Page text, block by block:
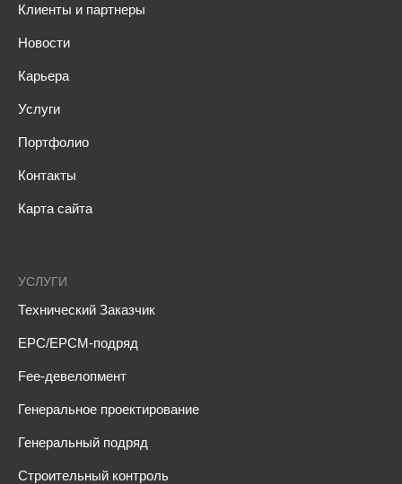
Клиенты и партнеры
Новости
Карьера
Услуги
Портфолио
Контакты
Карта сайта
УСЛУГИ
Технический Заказчик
EPC/EPCM-подряд
Fee-девелопмент
Генеральное проектирование
Генеральный подряд
Строительный контроль